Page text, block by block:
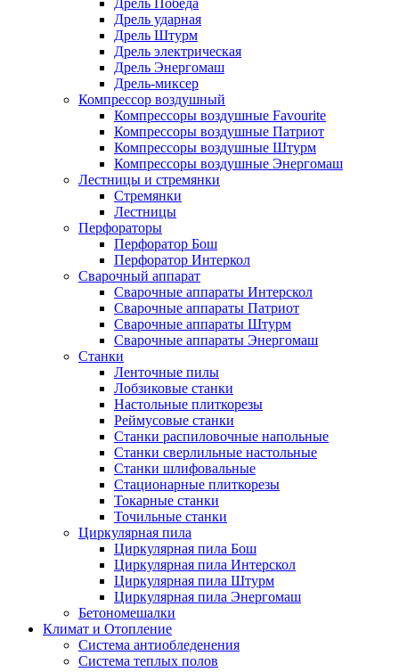
Дрель Победа
Дрель ударная
Дрель Штурм
Дрель электрическая
Дрель Энергомаш
Дрель-миксер
Компрессор воздушный
Компрессоры воздушные Favourite
Компрессоры воздушные Патриот
Компрессоры воздушные Штурм
Компрессоры воздушные Энергомаш
Лестницы и стремянки
Стремянки
Лестницы
Перфораторы
Перфоратор Бош
Перфоратор Интеркол
Сварочный аппарат
Сварочные аппараты Интерскол
Сварочные аппараты Патриот
Сварочные аппараты Штурм
Сварочные аппараты Энергомаш
Станки
Ленточные пилы
Лобзиковые станки
Настольные плиткорезы
Реймусовые станки
Станки распиловочные напольные
Станки сверлильные настольные
Станки шлифовальные
Стационарные плиткорезы
Токарные станки
Точильные станки
Циркулярная пила
Циркулярная пила Бош
Циркулярная пила Интерскол
Циркулярная пила Штурм
Циркулярная пила Энергомаш
Бетономешалки
Климат и Отопление
Система антиобледенения
Система теплых полов